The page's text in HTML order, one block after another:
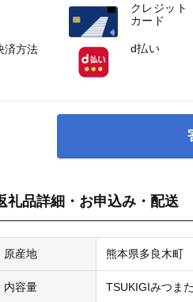
礼品詳細・お申込み・配送
原産地 熊本県多良木町
内容量 TSUKIGIみつまた
済方法
クレジット
カード
d払い